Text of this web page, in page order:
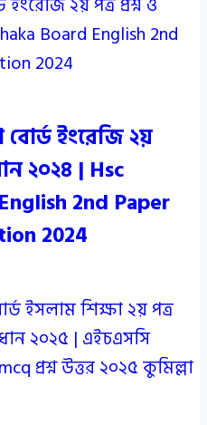
ইংরেজি ২য়
২০২৪ | Hsc
2nd Paper
2024